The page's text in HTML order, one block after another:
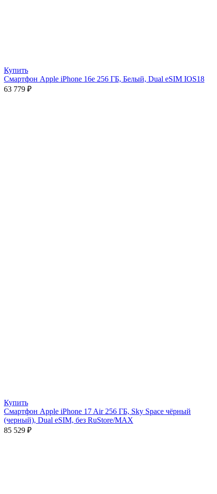
Купить
Смартфон Apple iPhone 16e 256 ГБ, Белый, Dual eSIM IOS18
63 779 ₽
Купить
Смартфон Apple iPhone 17 Air 256 ГБ, Sky Space чёрный
(черный), Dual eSIM, без RuStore/MAX
85 529 ₽